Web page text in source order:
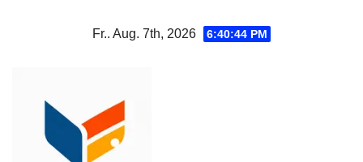
Fr.. Aug. 7th, 2026 6:40:45 PM